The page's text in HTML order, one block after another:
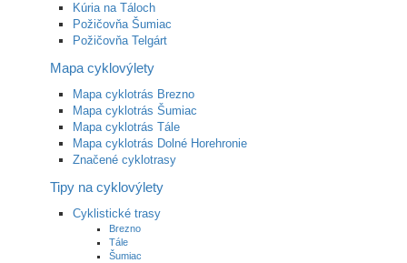
Kúria na Táloch
Požičovňa Šumiac
Požičovňa Telgárt
Mapa cyklovýlety
Mapa cyklotrás Brezno
Mapa cyklotrás Šumiac
Mapa cyklotrás Tále
Mapa cyklotrás Dolné Horehronie
Značené cyklotrasy
Tipy na cyklovýlety
Cyklistické trasy
Brezno
Tále
Šumiac